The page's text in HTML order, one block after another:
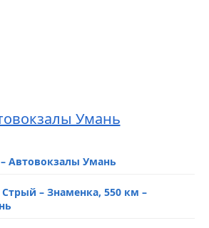
Умань
Автовокзалы Умань
Стрый – Знаменка, 550 км –